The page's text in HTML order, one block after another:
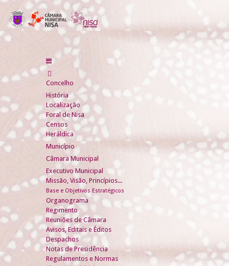
Concelho
História
Localização
Foral de Nisa
Censos
Heráldica
Município
Câmara Municipal
Executivo Municipal
Missão, Visão, Princípios...
Base e Objetivos Estratégicos
Organograma
Regimento
Reuniões de Câmara
Avisos, Editais e Éditos
Despachos
Notas de Presidência
Regulamentos e Normas